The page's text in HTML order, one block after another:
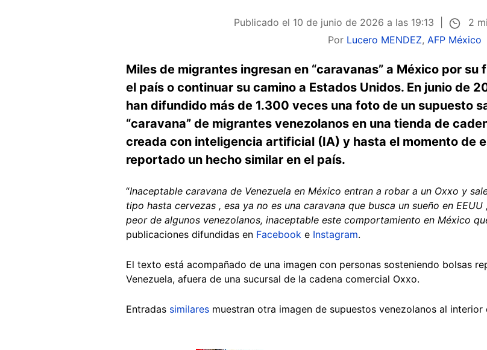
Publicado el 10 de junio de 2026 a las 19:13
2
Por Lucero MENDEZ, AFP México
Miles de migrantes ingresan en “caravanas” a México por
el país o continuar su camino a Estados Unidos. En junio de
han difundido más de 1.300 veces una foto de un supuesto
“caravana” de migrantes venezolanos en una tienda de
creada con inteligencia artificial (IA) y hasta el momento de
reportado un hecho similar en el país.
“Inaceptable caravana de Venezuela en México entran a robar a un Oxxo y
tipo hasta cervezas , esa ya no es una caravana que busca un sueño en
peor de algunos venezolanos, inaceptable este comportamiento en México
publicaciones difundidas en Facebook e Instagram.
El texto está acompañado de una imagen con personas sosteniendo bolsas
Venezuela, afuera de una sucursal de la cadena comercial Oxxo.
Entradas similares muestran otra imagen de supuestos venezolanos al interior